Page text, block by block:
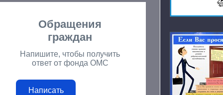
Обращения
граждан
Напишите, чтобы получить
ответ от фонда ОМС
Написать